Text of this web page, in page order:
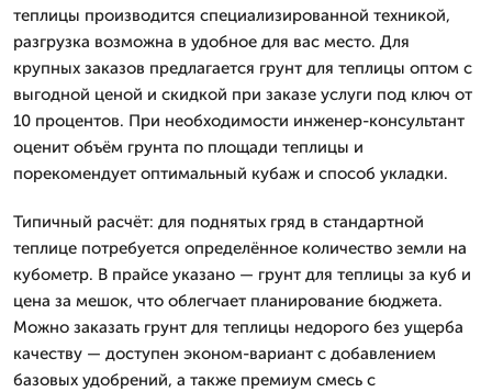
теплицы производится специализированной техникой,
разгрузка возможна в удобное для вас место. Для
крупных заказов предлагается грунт для теплицы оптом с
выгодной ценой и скидкой при заказе услуги под ключ от
10 процентов. При необходимости инженер-консультант
оценит объём грунта по площади теплицы и
порекомендует оптимальный кубаж и способ укладки.
Типичный расчёт: для поднятых гряд в стандартной
теплице потребуется определённое количество земли на
кубометр. В прайсе указано — грунт для теплицы за куб и
цена за мешок, что облегчает планирование бюджета.
Можно заказать грунт для теплицы недорого без ущерба
качеству — доступен эконом-вариант с добавлением
базовых удобрений, а также премиум смесь с